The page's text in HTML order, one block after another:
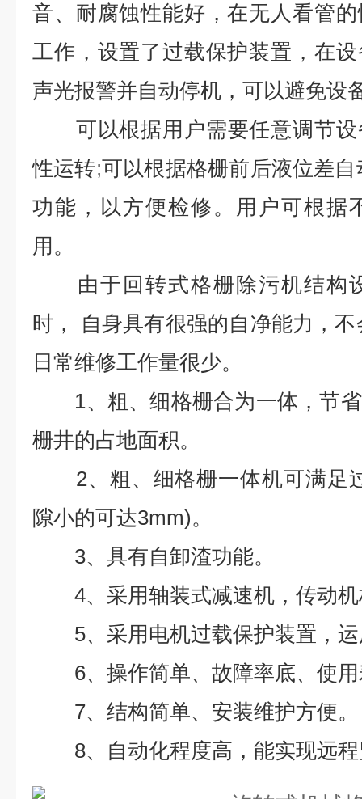
音、耐腐蚀性能好，在无人看管
工作，设置了过载保护装置，在
声光报警并自动停机，可以避免设
可以根据用户需要任意调节
性运转;可以根据格栅前后液位差自
功能，以方便检修。用户可根据
用。
由于回转式格栅除污机结构
时，
自身具有很强的自净能力，
日常维修工作量很少。
1、粗、细格栅合为一体，节
栅井的占地面积。
2、粗、细格栅一体机可满足
隙小的可达3mm)。
3、具有自卸渣功能。
4、采用轴装式减速机，传动
5、采用电机过载保护装置，
6、操作简单、故障率底、使
7、结构简单、安装维护方便。
8、自动化程度高，能实现远